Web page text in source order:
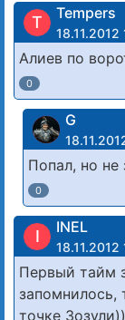
T Tempers
18.11.2012
Алиев по
0
G
Попал, но не
0
I INEL
18.11.2012
Первый тайм
запомнилось,
точке